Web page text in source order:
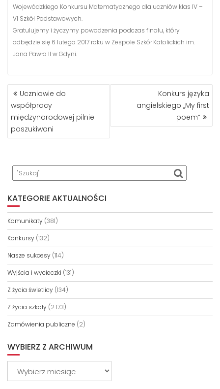
Wojewódzkiego Konkursu Matematycznego dla uczniów klas IV –
VI Szkół Podstawowych.
Gratulujemy i życzymy powodzenia podczas finału, który
odbędzie się 6 lutego 2017 roku w Zespole Szkół Katolickich im.
Jana Pawła II w Gdyni.
NAWIGACJA
WPISU
Uczniowie do
współpracy
międzynarodowej pilnie
poszukiwani
Konkurs języka
angielskiego ,,My first
poem”
KATEGORIE AKTUALNOŚCI
Komunikaty (381)
Konkursy (132)
Nasze sukcesy (114)
Wyjścia i wycieczki (131)
Z życia świetlicy (134)
Z życia szkoły (2 173)
Zamówienia publiczne (2)
WYBIERZ Z ARCHIWUM